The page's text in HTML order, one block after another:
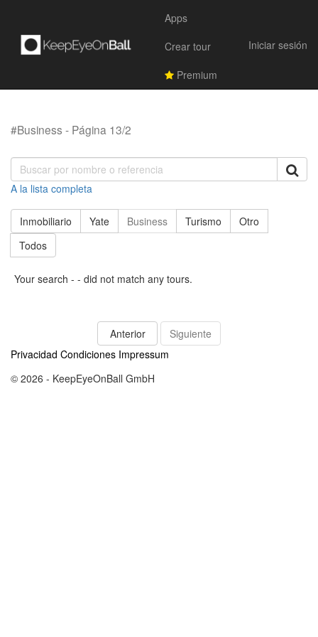
Apps
Crear tour
Premium
Iniciar sesión
#Business - Página 13/2
A la lista completa
Inmobiliario Yate Business Turismo
Otro
Todos
Your search - - did not match any tours.
Anterior
Siguiente
Privacidad Condiciones Impressum
© 2026 - KeepEyeOnBall GmbH